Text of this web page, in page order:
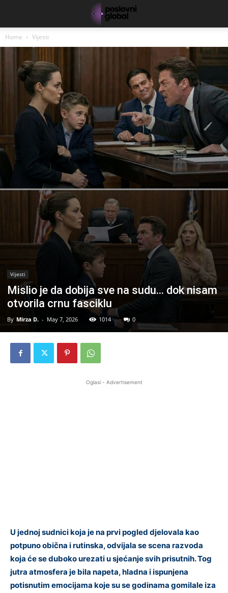
Home Vijesti
Vijesti
Mislio je da dobija sve na sudu… dok nisam
otvorila crnu fasciklu
By Mirza D. - May 7, 2026 1014 0
Oglasi - Advertisement
U jednoj sudnici koja je na prvi pogled djelovala kao
potpuno obična i rutinska, odvijala se scena razvoda
koja će se duboko urezati u sjećanje svih prisutnih. Tog
jutra atmosfera je bila napeta, hladna i ispunjena
potisnutim emocijama koje su se godinama gomilale iza